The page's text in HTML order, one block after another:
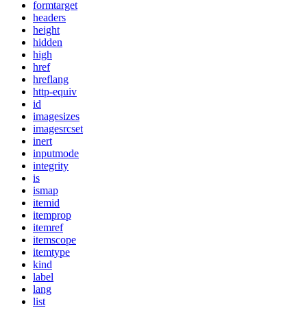
formtarget
headers
height
hidden
high
href
hreflang
http-equiv
id
imagesizes
imagesrcset
inert
inputmode
integrity
is
ismap
itemid
itemprop
itemref
itemscope
itemtype
kind
label
lang
list